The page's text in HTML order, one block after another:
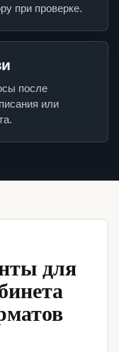
при проверке.
после
или
для